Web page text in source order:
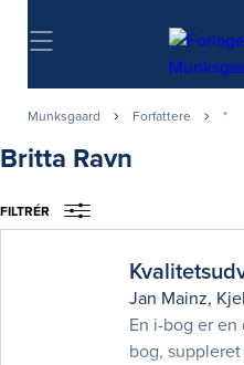
Søg
Munksgaard Forfattere *
Britta Ravn
FILTRÉR
Jan Mainz,
En i-bog er
bog,